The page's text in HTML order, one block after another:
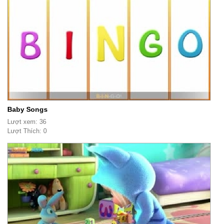
Baby Songs
Lượt xem: 36
Lượt Thích: 0